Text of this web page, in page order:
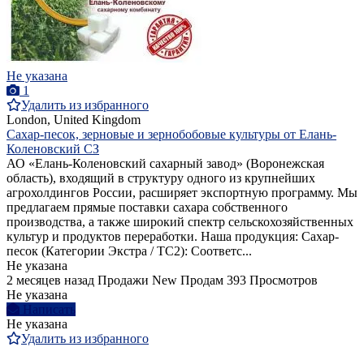
Не указана
1
Удалить из избранного
London, United Kingdom
Сахар-песок, зерновые и зернобобовые культуры от Елань-
Коленовский СЗ
АО «Елань-Коленовский сахарный завод» (Воронежская
область), входящий в структуру одного из крупнейших
агрохолдингов России, расширяет экспортную программу. Мы
предлагаем прямые поставки сахара собственного
производства, а также широкий спектр сельскохозяйственных
культур и продуктов переработки. Наша продукция: Сахар-
песок (Категории Экстра / ТС2): Соответс...
Не указана
2 месяцев назад Продажи New Продам 393 Просмотров
Не указана
Написать
Не указана
Удалить из избранного